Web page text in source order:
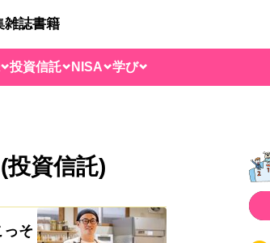
雑誌書籍
投資信託 NISA 学び
資信託)
っそ